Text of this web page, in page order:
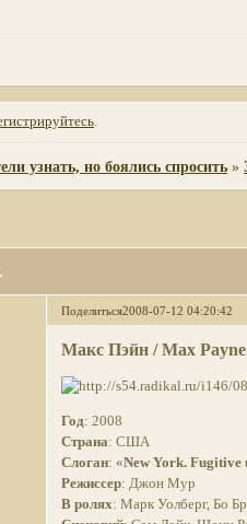
.
узнать, но боялись спросить »
Поделиться2008-07-12 04:20:42
Макс Пэйн / Max Payne
Год: 2008
Страна: США
Слоган: «New York. Fugitive
Режиссер: Джон Мур
В ролях: Марк Уолберг, Бо